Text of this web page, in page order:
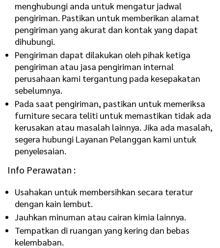
menghubungi anda untuk mengatur jadwal
pengiriman. Pastikan untuk memberikan alamat
pengiriman yang akurat dan kontak yang dapat
dihubungi.
Pengiriman dapat dilakukan oleh pihak ketiga
pengiriman atau jasa pengiriman internal
perusahaan kami tergantung pada kesepakatan
sebelumnya.
Pada saat pengiriman, pastikan untuk memeriksa
furniture secara teliti untuk memastikan tidak ada
kerusakan atau masalah lainnya. Jika ada masalah,
segera hubungi Layanan Pelanggan kami untuk
penyelesaian.
Info Perawatan :
Usahakan untuk membersihkan secara teratur
dengan kain lembut.
Jauhkan minuman atau cairan kimia lainnya.
Tempatkan di ruangan yang kering dan bebas
kelembaban.